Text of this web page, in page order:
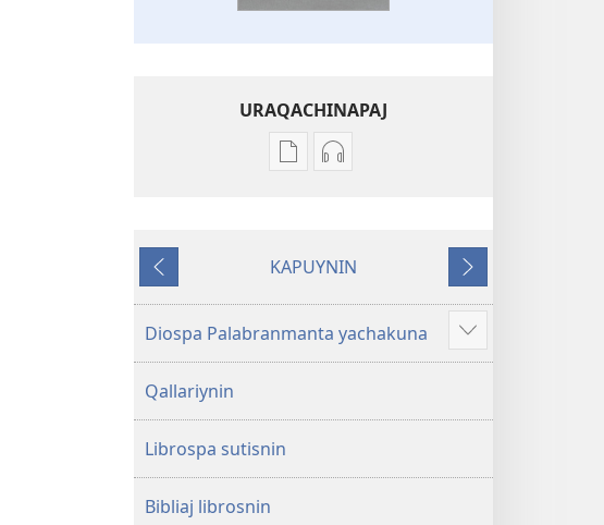
URAQACHINAPAJ
Publicacionta
Palabran
Grabasqata
Palabran
Ñaupaj
kaj
KAPUYNIN
Qhepan
kaj
Diospa Palabranmanta yachakuna
Show
more
Qallariynin
Librospa sutisnin
Bibliaj librosnin